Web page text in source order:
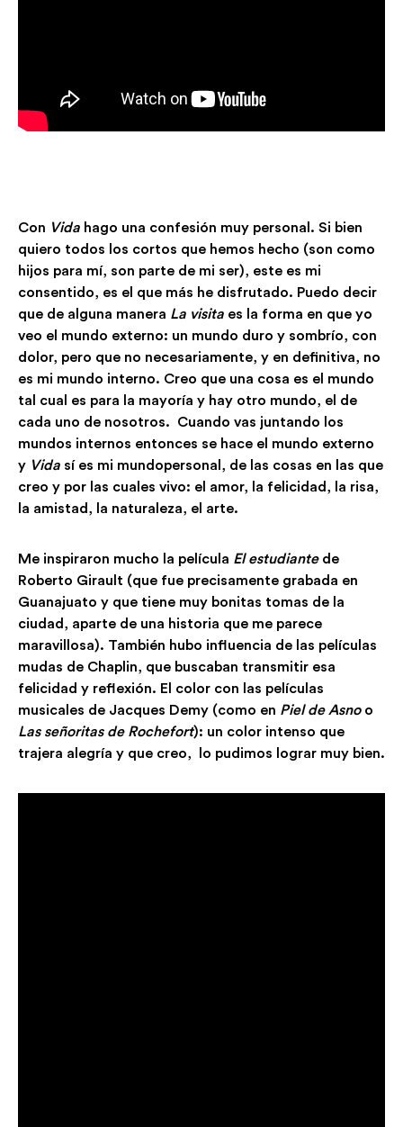
Con Vida hago una confesión muy personal. Si bien
quiero todos los cortos que hemos hecho (son como
hijos para mí, son parte de mi ser), este es mi
consentido, es el que más he disfrutado. Puedo decir
que de alguna manera La visita es la forma en que yo
veo el mundo externo: un mundo duro y sombrío, con
dolor, pero que no necesariamente, y en definitiva, no
es mi mundo interno. Creo que una cosa es el mundo
tal cual es para la mayoría y hay otro mundo, el de
cada uno de nosotros. Cuando vas juntando los
mundos internos entonces se hace el mundo externo
y Vida sí es mi mundopersonal, de las cosas en las que
creo y por las cuales vivo: el amor, la felicidad, la risa,
la amistad, la naturaleza, el arte.
Me inspiraron mucho la película El estudiantede
Roberto Girault (que fue precisamente grabada en
Guanajuato y que tiene muy bonitas tomas de la
ciudad, aparte de una historia que me parece
maravillosa). También hubo influencia de las películas
mudas de Chaplin, que buscaban transmitir esa
felicidad y reflexión. El color con las películas
musicales de Jacques Demy (como en Piel de Asnoo
Las señoritas de Rochefort): un color intenso que
trajera alegría y que creo, lo pudimos lograr muy bien.